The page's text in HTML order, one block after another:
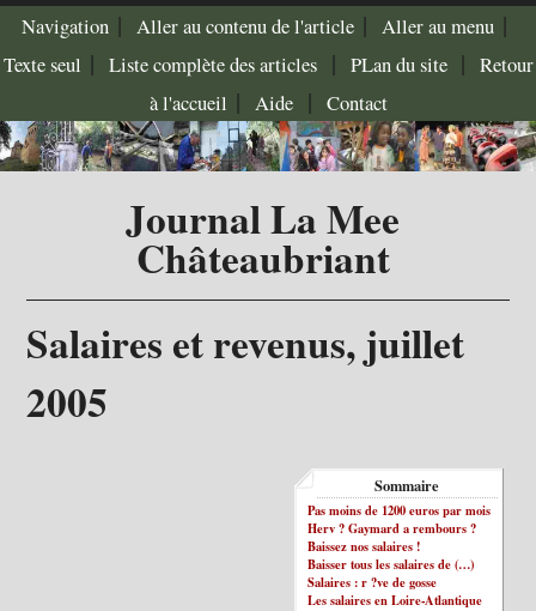
Navigation| Aller au contenu de l'article| Aller au menu|
Texte seul | Liste complète des articles| PLan du site | Retour
à l'accueil | Aide| Contact
Journal La Mee
Châteaubriant
Salaires et revenus, juillet
2005
Sommaire
Pas moins de 1200 euros par mois
Herv ? Gaymard a rembours ?
Baissez nos salaires !
Baisser tous les salaires de (…)
Salaires : r ?ve de gosse
Les salaires en Loire-Atlantique